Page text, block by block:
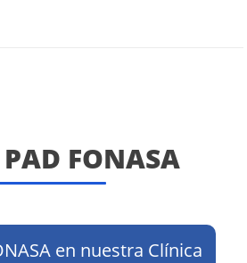
FONASA
en nuestra Clínica